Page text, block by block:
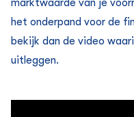
marktwaarde van je
het onderpand voor de
bekijk dan de video
uitleggen.